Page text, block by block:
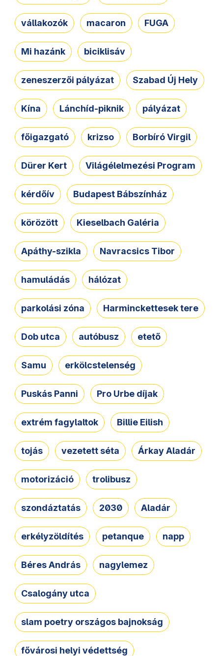
vállakozók macaron FUGA
Mi hazánk biciklisáv
zeneszerzői pályázat Szabad Új Hely
Kína Lánchíd-piknik pályázat
főigazgató krizso Borbíró Virgil
Dürer Kert Világélelmezési Program
kérdőív Budapest Bábszínház
körözött Kieselbach Galéria
Apáthy-szikla Navracsics Tibor
hamuládás hálózat
parkolási zóna Harminckettesek tere
Dob utca autóbusz etető
Samu erkölcstelenség
Puskás Panni Pro Urbe díjak
extrém fagylaltok Billie Eilish
tojás vezetett séta Árkay Aladár
motorizáció trolibusz
szondáztatás 2030 Aladár
erkélyzöldítés petanque napp
Béres András nagylemez
Csalogány utca
slam poetry országos bajnokság
fővárosi helyi védettség